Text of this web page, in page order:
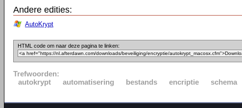
Andere edities:
AutoKrypt
HTML code om naar deze pagina te linken:
Trefwoorden:
autokrypt
automatisering bestands encriptie schema